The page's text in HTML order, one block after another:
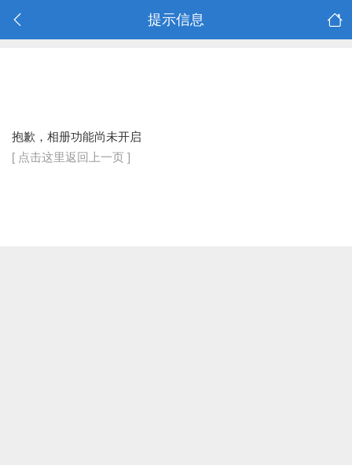
提示信息
抱歉，相册功能尚未开启
[ 点击这里返回上一页 ]